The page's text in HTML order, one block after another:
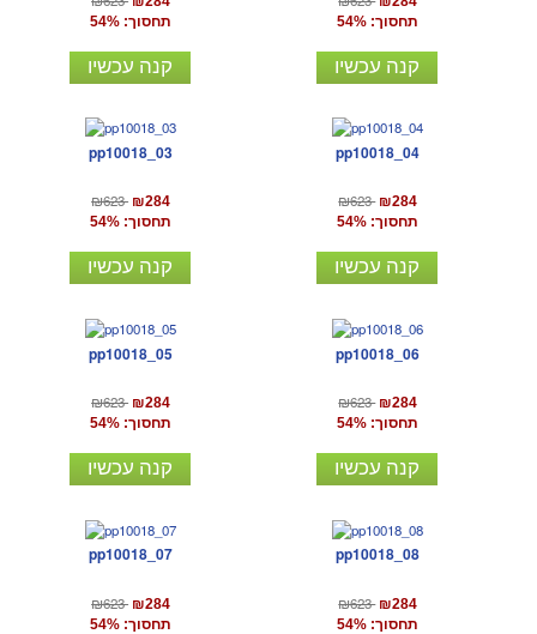
תחסוך: 54%
קנה עכשיו
תחסוך: 54%
קנה עכשיו
pp10018_03
₪623 ₪284
תחסוך: 54%
קנה עכשיו
pp10018_04
₪623 ₪284
תחסוך: 54%
קנה עכשיו
pp10018_05
₪623 ₪284
תחסוך: 54%
קנה עכשיו
pp10018_06
₪623 ₪284
תחסוך: 54%
קנה עכשיו
pp10018_07
₪623 ₪284
תחסוך: 54%
pp10018_08
₪623 ₪284
תחסוך: 54%